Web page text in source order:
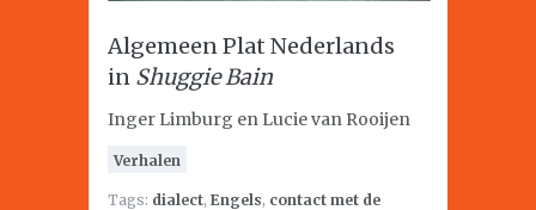
Algemeen Plat Nederlands
in Shuggie Bain
Inger Limburg en Lucie van Rooijen
Verhalen
Tags: dialect, Engels, contact met de